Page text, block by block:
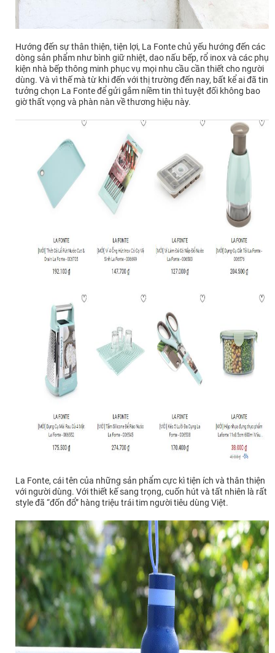
Hướng đến sự thân thiện, tiện lợi, La Fonte chủ yếu hướng đến các
dòng sản phẩm như bình giữ nhiệt, dao nấu bếp, rổ inox và các phụ
kiện nhà bếp thông minh phục vụ mọi nhu cầu cần thiết cho người
dùng. Và vì thế mà từ khi đến với thị trường đến nay, bất kể ai đã tin
tưởng chọn La Fonte để gửi gắm niềm tin thì tuyệt đối không bao
giờ thất vọng và phàn nàn về thương hiệu này.
La Fonte, cái tên của những sản phẩm cực kì tiện ích và thân thiện
với người dùng. Với thiết kế sang trọng, cuốn hút và tất nhiên là rất
style đã “đốn đổ” hàng triệu trái tim người tiêu dùng Việt.